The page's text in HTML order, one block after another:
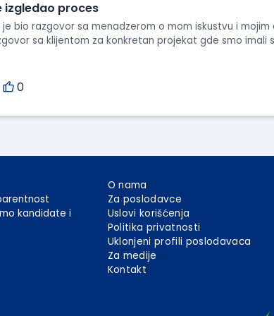
izgledao proces
je bio razgovor sa menadzerom o mom iskustvu i
sa klijentom za konkretan projekat gde smo imali
0
kandidate i
O nama
Za poslodavce
Uslovi korišćenja
Politika privatnosti
Uklonjeni profili poslodavaca
Za medije
Kontakt